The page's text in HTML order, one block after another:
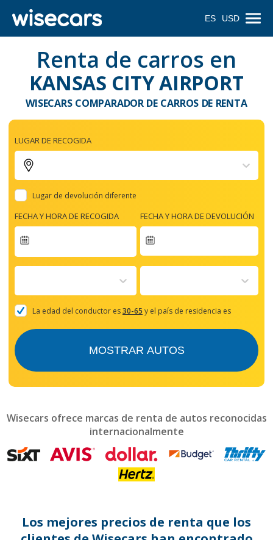
ES USD
Renta de carros en
KANSAS CITY AIRPORT
WISECARS COMPARADOR DE CARROS DE RENTA
LUGAR DE RECOGIDA
Lugar de devolución diferente
FECHA Y HORA DE RECOGIDA
forward
with
the
and
mark
get
the
dates.
FECHA Y HORA DE DEVOLUCIÓN
La edad del conductor es30-65 y el país de residencia es
MOSTRAR AUTOS
Wisecars ofrece marcas de renta de autos reconocidas
internacionalmente
Los mejores precios de renta que los